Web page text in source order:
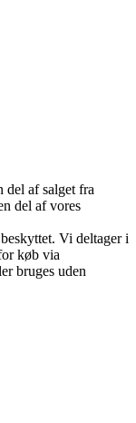
af salget fra
del af vores
Vi deltager i
køb via
bruges uden